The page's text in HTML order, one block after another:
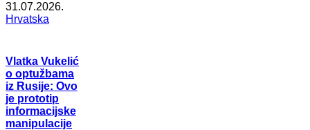
31.07.2026.
Hrvatska
Vlatka Vukelić
o optužbama
iz Rusije: Ovo
je prototip
informacijske
manipulacije